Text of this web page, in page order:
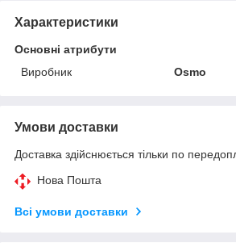
Характеристики
Основні атрибути
Виробник
Osmo
Умови доставки
Доставка здійснюється тільки по
Нова Пошта
Всі умови доставки